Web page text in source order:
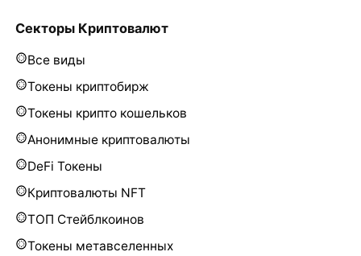
Секторы Криптовалют
Все виды
Токены криптобирж
Токены крипто кошельков
Анонимные криптовалюты
DeFi Токены
Криптовалюты NFT
ТОП Стейблкоинов
Токены метавселенных